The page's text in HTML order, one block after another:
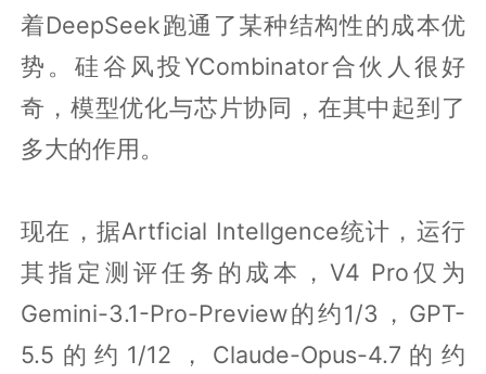
着DeepSeek跑通了某种结构性的成本优
势。硅谷风投YCombinator合伙人很好
奇，模型优化与芯片协同，在其中起到了
多大的作用。
现在，据Artficial Intellgence统计，运行
其指定测评任务的成本，V4 Pro仅为
Gemini-3.1-Pro-Preview的约1/3，GPT-
5.5的约1/12，Claude-Opus-4.7的约